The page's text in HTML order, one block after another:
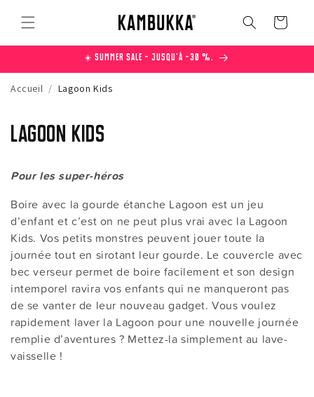
passer
au
Panier
☀️ Summer Sale – Jusqu'à -30 %.
Accueil / Lagoon Kids
C
l
e
c
t
i
o
Lagoon Kids
Pour les super-héros
Boire avec la gourde étanche Lagoon est un jeu
d’enfant et c’est on ne peut plus vrai avec la Lagoon
Kids. Vos petits monstres peuvent jouer toute la
journée tout en sirotant leur gourde. Le couvercle avec
bec verseur permet de boire facilement et son design
intemporel ravira vos enfants qui ne manqueront pas
de se vanter de leur nouveau gadget. Vous voulez
rapidement laver la Lagoon pour une nouvelle journée
remplie d’aventures ? Mettez-la simplement au lave-
vaisselle !